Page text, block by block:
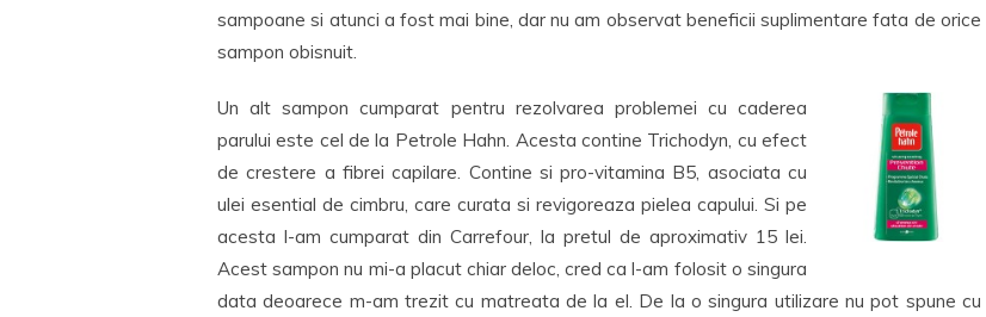
sampoane si atunci a fost mai bine, dar nu am observat beneficii suplimentare fata de orice
sampon obisnuit.
Un alt sampon cumparat pentru rezolvarea problemei cu caderea
parului este cel de la Petrole Hahn. Acesta contine Trichodyn, cu efect
de crestere a fibrei capilare. Contine si pro-vitamina B5, asociata cu
ulei esential de cimbru, care curata si revigoreaza pielea capului. Si pe
acesta l-am cumparat din Carrefour, la pretul de aproximativ 15 lei.
Acest sampon nu mi-a placut chiar deloc, cred ca l-am folosit o singura
data deoarece m-am trezit cu matreata de la el. De la o singura utilizare nu pot spune cu